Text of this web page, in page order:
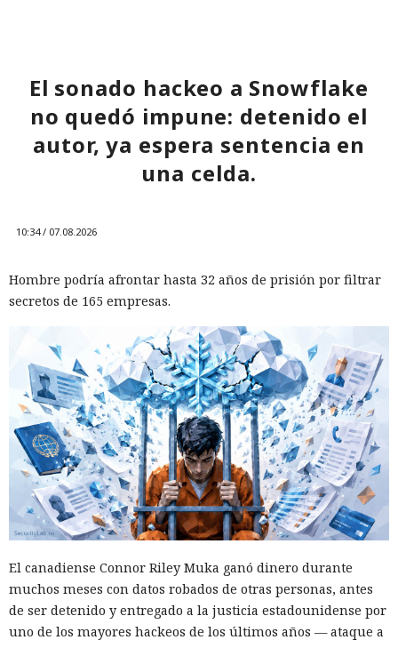
entregas de chips para servidores a los centros de datos
chinos, conservando ventas solo en los sectores automotriz
y móvil.
Así, el enfrentamiento tecnológico entre ambos países hace
empresas concretas y su reputación en mercados
cada vez más en instrumentos de medidas de respuesta, y
no simplemente en participantes de la competencia de
Era demasiado pronto para dar
por muerto a Next.js: la versión
16.3 pulveriza los récords de
rendimiento.
12:01 / 07.08.2026
Ingenieros reducen en un 90% el consumo de memoria
RAM y aceleran la compilación 2,3 veces.
El sonado hackeo a Snowflake
no quedó impune: detenido el
autor, ya espera sentencia en
una celda.
10:34 / 07.08.2026
Hombre podría afrontar hasta 32 años de prisión por filtrar
secretos de 165 empresas.
El canadiense Connor Riley Muka ganó dinero durante
muchos meses con datos robados de otras personas, antes
de ser detenido y entregado a la justicia estadounidense por
uno de los mayores hackeos de los últimos años — ataque a